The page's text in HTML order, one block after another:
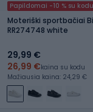
Papildomai -10 % su kodu
Moteriški sportbačiai
RR274748 white
29,99 €
26,99 €kaina su kodu
Mažiausia kaina: 24,29 €